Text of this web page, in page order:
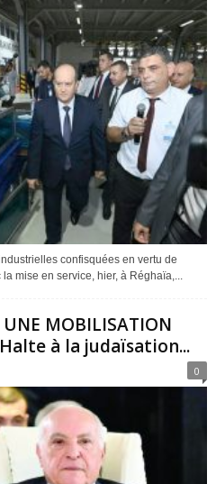
confisquées en vertu de
mise en service, hier, à Réghaïa,...
UNE MOBILISATION
Halte à la judaïsation...
0